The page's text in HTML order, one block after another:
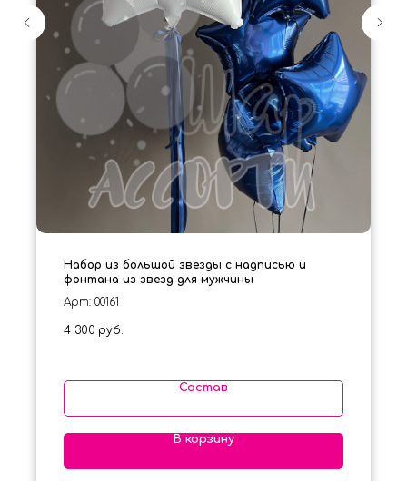
Набор из большой звезды с надписью и
фонтана из звезд для мужчины
Арт: 00161
4 300 руб.
Состав
В корзину